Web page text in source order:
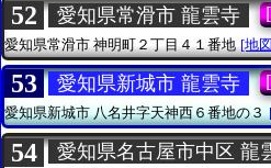
52 愛知県常滑市 龍雲寺
愛知県常滑市神明町２丁目４１番地 [地
53 愛知県新城市 龍雲寺
愛知県新城市八名井字天神西６番地の３
54 愛知県名古屋市中区 龍